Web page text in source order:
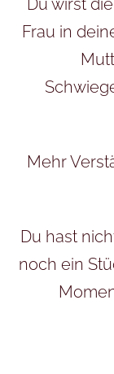
Frau in
Mehr
Du hast
noch ein